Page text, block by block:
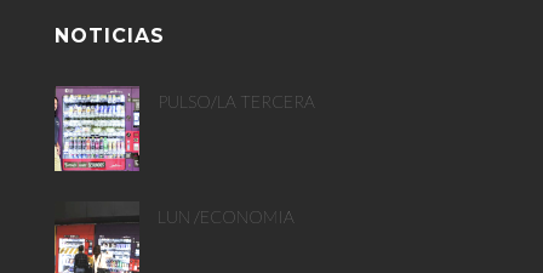
NOTICIAS
PULSO/LA TERCERA
LUN /ECONOMIA